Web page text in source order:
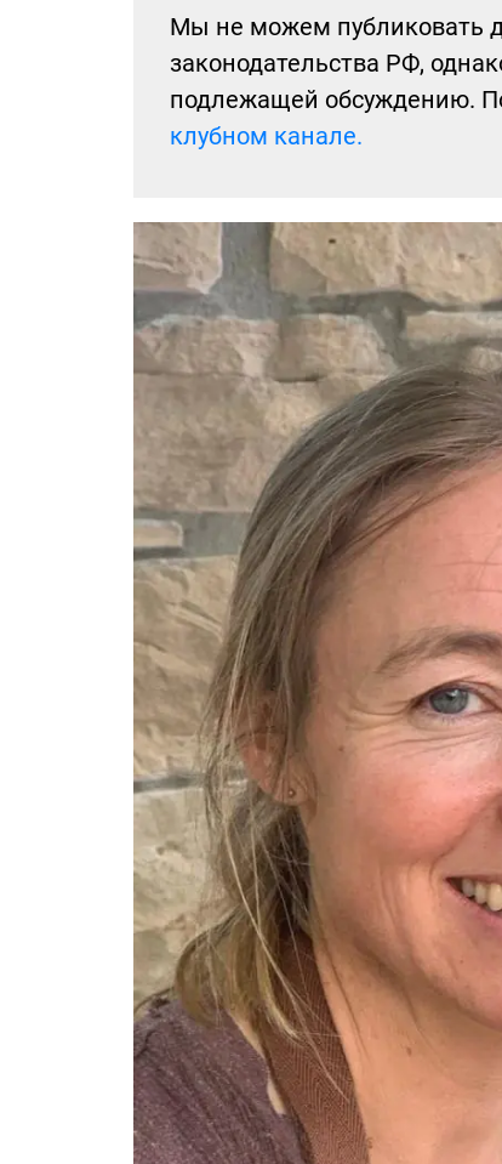
Мы не можем публиковать
законодательства РФ,
подлежащей обсуждению.
клубном канале.